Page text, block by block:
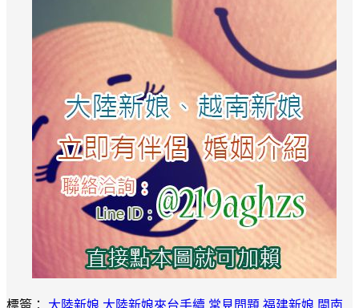
標簽： 大陸新娘 大陸新娘來台手續 常見問題 福建新娘 閩南